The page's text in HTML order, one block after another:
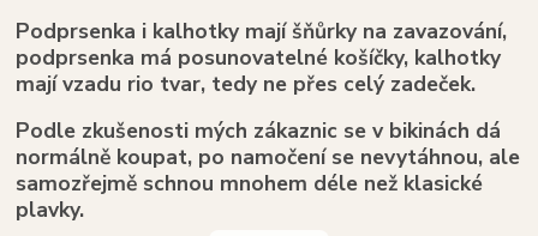
Podprsenka i kalhotky mají šňůrky na zavazování,
podprsenka má posunovatelné košíčky, kalhotky
mají vzadu rio tvar, tedy ne přes celý zadeček.
Podle zkušenosti mých zákaznic se v bikinách dá
normálně koupat, po namočení se nevytáhnou, ale
samozřejmě schnou mnohem déle než klasické
plavky.